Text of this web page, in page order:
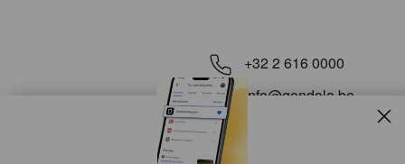
+32 2 616 0000
info@gondola.be
Volg ons op